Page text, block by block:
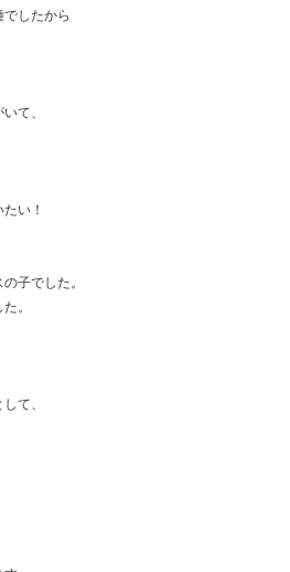
したから
て、
い！
子でした。
。
て、